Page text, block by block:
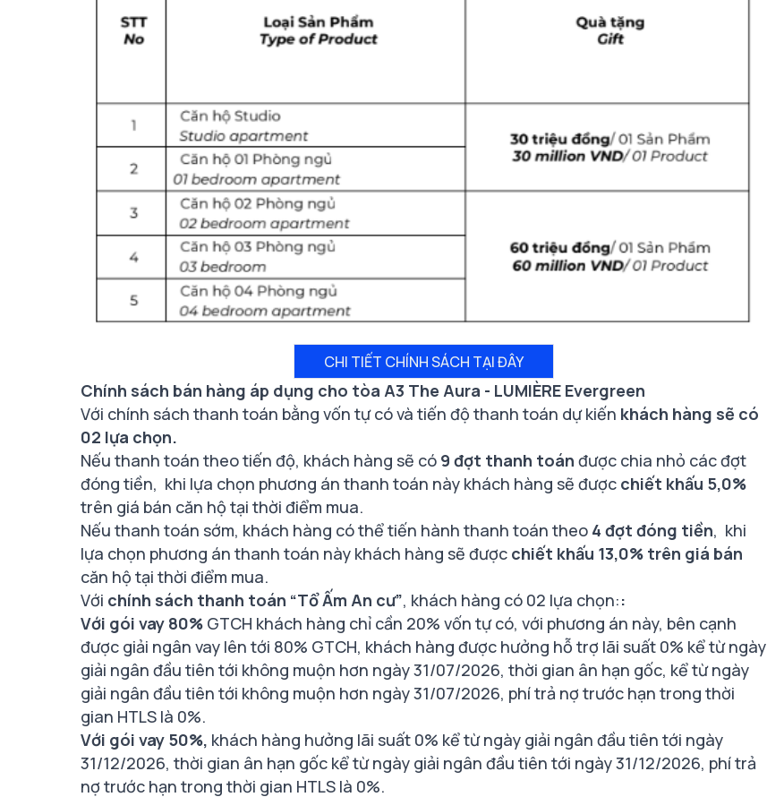
CHI TIẾT CHÍNH SÁCH TẠI ĐÂY
Chính sách bán hàng áp dụng cho tòa A3 The Aura - LUMIÈRE Evergreen
Với chính sách thanh toán bằng vốn tự có và tiến độ thanh toán dự kiến khách hàng sẽ có
02 lựa chọn.
Nếu thanh toán theo tiến độ, khách hàng sẽ có 9 đợt thanh toán được chia nhỏ các đợt
đóng tiền, khi lựa chọn phương án thanh toán này khách hàng sẽ được chiết khấu 5,0%
trên giá bán căn hộ tại thời điểm mua.
Nếu thanh toán sớm, khách hàng có thể tiến hành thanh toán theo 4 đợt đóng tiền, khi
lựa chọn phương án thanh toán này khách hàng sẽ được chiết khấu 13,0% trên giá bán
căn hộ tại thời điểm mua.
Với chính sách thanh toán “Tổ Ấm An cư”, khách hàng có 02 lựa chọn::
Với gói vay 80% GTCH khách hàng chỉ cần 20% vốn tự có, với phương án này, bên cạnh
được giải ngân vay lên tới 80% GTCH, khách hàng được hưởng hỗ trợ lãi suất 0% kể từ ngày
giải ngân đầu tiên tới không muộn hơn ngày 31/07/2026, thời gian ân hạn gốc, kể từ ngày
giải ngân đầu tiên tới không muộn hơn ngày 31/07/2026, phí trả nợ trước hạn trong thời
gian HTLS là 0%.
Với gói vay 50%, khách hàng hưởng lãi suất 0% kể từ ngày giải ngân đầu tiên tới ngày
31/12/2026, thời gian ân hạn gốc kể từ ngày giải ngân đầu tiên tới ngày 31/12/2026, phí trả
nợ trước hạn trong thời gian HTLS là 0%.